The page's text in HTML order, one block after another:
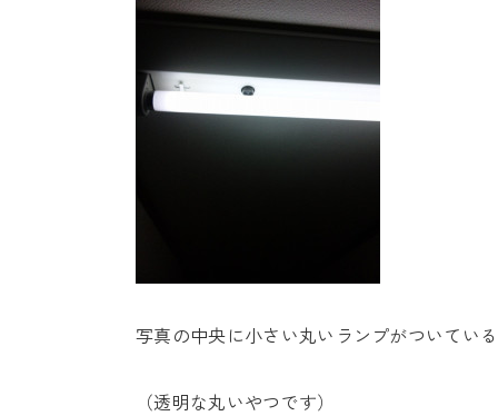
写真の中央に小さい丸いランプがついてい
（透明な丸いやつです）